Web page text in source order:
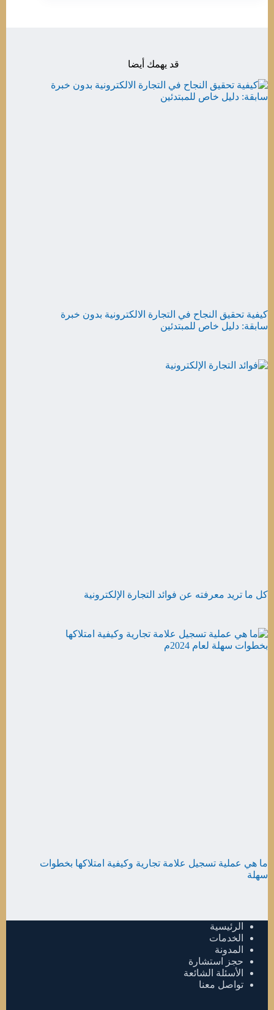
قد يهمك أيضا
كيفية تحقيق النجاح في التجارة الالكترونية بدون خبرة
سابقة: دليل خاص للمبتدئين
كل ما تريد معرفته عن فوائد التجارة الإلكترونية
ما هي عملية تسجيل علامة تجارية وكيفية امتلاكها بخطوات
سهلة
الرئيسية
الخدمات
المدونة
حجز استشارة
الأسئلة الشائعة
تواصل معنا